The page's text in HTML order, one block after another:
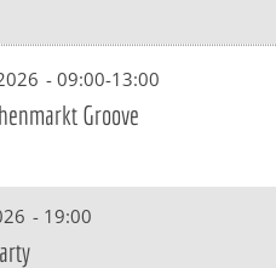
-09:00-13:00
Groove
- 19:00